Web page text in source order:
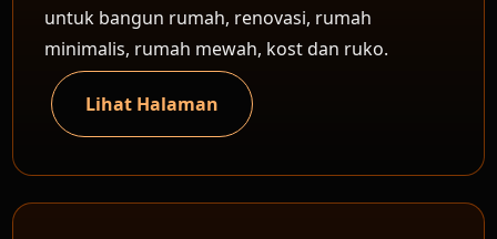
untuk bangun rumah, renovasi, rumah
minimalis, rumah mewah, kost dan ruko.
Lihat Halaman